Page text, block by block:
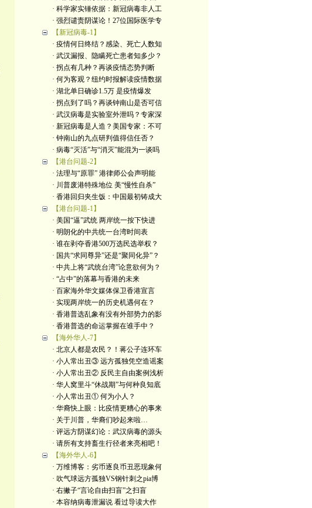
· 科学家实锤依据：新冠病毒非人工
· 强烈谴责阴谋论！27位国际医学专
【新冠病毒-1】
· 疫情何日终结？感染、死亡人数知
· 武汉漏报、隐瞒死亡患者知多少？
· 拐点有几种？再谈疫情态势判断
· 何为客观？纽约时报解读疫情数据
· 湖北单日确诊1.5万 是疫情爆发
· 拐点到了吗？再谈钟南山是否可信
· 武汉病毒是实验室外泄吗？专家深
· 新冠病毒是人造？美国专家：不可
· 钟南山的九点研判值得信任否？
· 病毒“灭活”与“消灭”能混为一谈吗
【港台问题-2】
· 法理与“原罪” 港律师公会声明能
· 川普废港特殊地位 美“慢性自杀”
· 香港回归夹生饭：中国最初铸成大
【港台问题-1】
· 美国“逼”武统 两岸统一按下快进
· 明朗化的中共统一台湾时间表
· 谁在剥夺香港500万选民选举权？
· 国共“求同尊异”还是“聚同化异”？
· 中共上将“武统台湾”论意欲何为？
· “占中”的落幕与香港的未来
· 百家海外华文媒体保卫香港宣言
· 实现两岸统一的历史机遇何在？
· 香港普选乱象有没有外部势力的影
· 香港普选的命运掌握在谁手中？
【海外华人-7】
· 北京人都是农民？！蒋公子连环车
· 小人常出丑③ 远方孤独凭空造谣案
· 小人常出丑② 反民主自由案例浅析
· 华人窝里斗“休战期”与何种良知底
· 小人常出丑① 何为小人？
· 华裔快上眼：比疫情更糟心的事来
· 关于川普，华裔们吵起来啦…
· 评远方阴谋幻论：武汉病毒的源头
· 请所有支持畜生行径者来亮相吧！
【海外华人-6】
· 万维博客：劣币逐良币丑恶现象何
· 吹气球远方孤独VS钢针刺之pia博
· 右撇子“言论自由扫盲”之扫盲
· 本容纳病毒泄漏说 看过导读大作